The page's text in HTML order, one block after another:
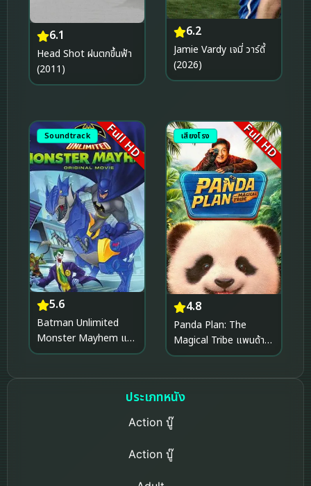
6.1
Head Shot ฝนตกขึ้นฟ้า
(2011)
6.2
Jamie Vardy เจมี่ วาร์ดี้
(2026)
Soundtrack Full HD
5.6
Batman Unlimited
Monster Mayhem แบ
ทแมน ถล่มจอมวายร้าย
เสียงโรง Full HD
4.8
Panda Plan: The
Magical Tribe แพนด้า
เด้ง ยกกำลังฟัด (2026)
ประเภทหนัง
Action บู๊
Action บู๊